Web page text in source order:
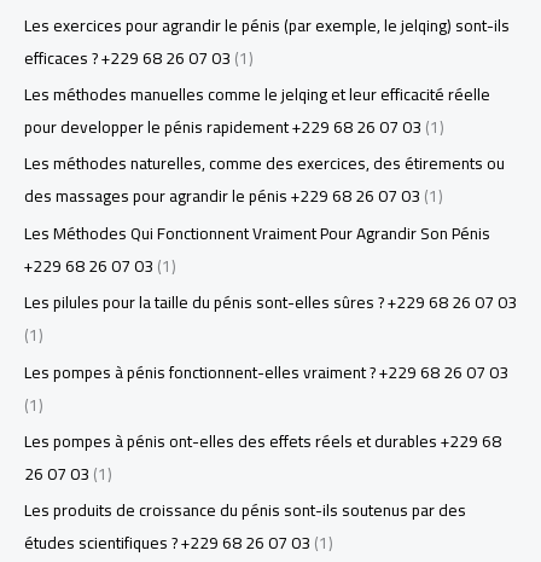
Les exercices pour agrandir le pénis (par exemple, le jelqing) sont-ils
efficaces ? +229 68 26 07 03(1)
Les méthodes manuelles comme le jelqing et leur efficacité réelle
pour developper le pénis rapidement +229 68 26 07 03(1)
Les méthodes naturelles, comme des exercices, des étirements ou
des massages pour agrandir le pénis +229 68 26 07 03(1)
Les Méthodes Qui Fonctionnent Vraiment Pour Agrandir Son Pénis
+229 68 26 07 03(1)
Les pilules pour la taille du pénis sont-elles sûres ? +229 68 26 07 03
(1)
Les pompes à pénis fonctionnent-elles vraiment ? +229 68 26 07 03
(1)
Les pompes à pénis ont-elles des effets réels et durables +229 68
26 07 03(1)
Les produits de croissance du pénis sont-ils soutenus par des
études scientifiques ? +229 68 26 07 03(1)